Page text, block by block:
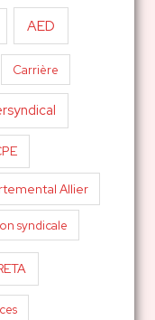
AED
Carrière
Allier
syndicale